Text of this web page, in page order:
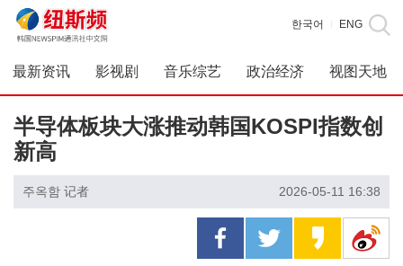
한국어 ENG
最新资讯 影视剧 音乐综艺 政治经济 视图天地
半导体板块大涨推动韩国KOSPI指数创
新高
주옥함 记者 2026-05-11 16:38